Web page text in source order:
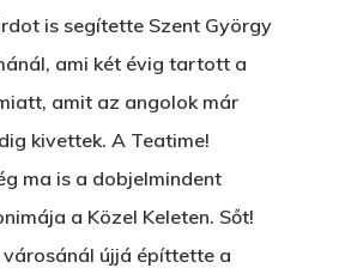
is segítette Szent György
ami két évig tartott a
amit az angolok már
kivettek. A Teatime!
ma is a dobjelmindent
a Közel Keleten. Sőt!
városánál újjá építtette a